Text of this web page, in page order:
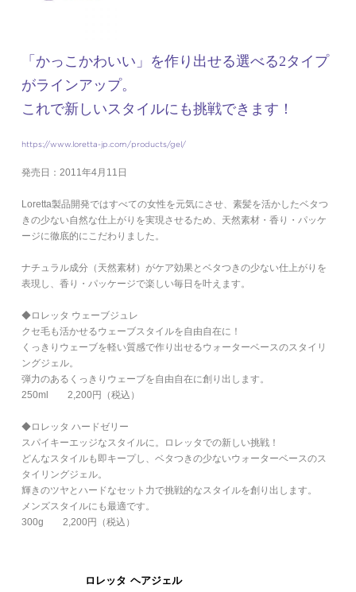
「かっこかわいい」を作り出せる選べる2タイプ
がラインアップ。
これで新しいスタイルにも挑戦できます！
https://www.loretta-jp.com/products/gel/
発売日：2011年4月11日
Loretta製品開発ではすべての女性を元気にさせ、素髪を活かしたベタつ
きの少ない自然な仕上がりを実現させるため、天然素材・香り・パッケ
ージに徹底的にこだわりました。
ナチュラル成分（天然素材）がケア効果とベタつきの少ない仕上がりを
表現し、香り・パッケージで楽しい毎日を叶えます。
◆ロレッタ ウェーブジュレ
クセ毛も活かせるウェーブスタイルを自由自在に！
くっきりウェーブを軽い質感で作り出せるウォーターベースのスタイリ
ングジェル。
弾力のあるくっきりウェーブを自由自在に創り出します。
250ml 2,200円（税込）
◆ロレッタ ハードゼリー
スパイキーエッジなスタイルに。ロレッタでの新しい挑戦！
どんなスタイルも即キープし、ベタつきの少ないウォーターベースのス
タイリングジェル。
輝きのツヤとハードなセット力で挑戦的なスタイルを創り出します。
メンズスタイルにも最適です。
300g 2,200円（税込）
ロレッタ ヘアジェル